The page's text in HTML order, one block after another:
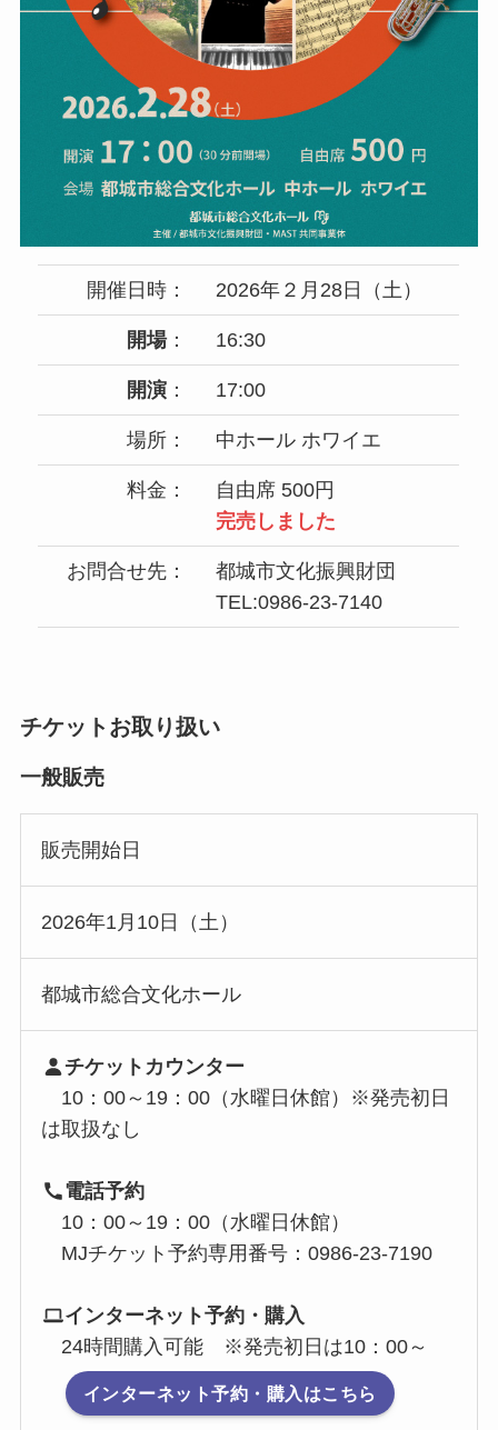
開催日時： 2026年２月28日（土）
開場： 16:30
開演： 17:00
場所： 中ホール ホワイエ
料金：
自由席 500円
完売しました
お問合せ先：
都城市文化振興財団
TEL:0986-23-7140
チケットお取り扱い
一般販売
販売開始日
2026年1月10日（土）
都城市総合文化ホール
チケットカウンター
10：00～19：00（水曜日休館）※発売初日
は取扱なし
電話予約
10：00～19：00（水曜日休館）
MJチケット予約専用番号：0986-23-7190
インターネット予約・購入
24時間購入可能 ※発売初日は10：00～
インターネット予約・購入はこちら